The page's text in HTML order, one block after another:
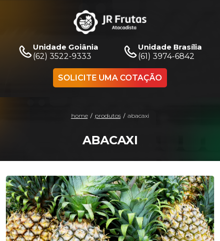
Unidade Goiânia
(62) 3522-9333
Unidade Brasília
(61) 3974-6842
SOLICITE UMA COTAÇÃO
home / produtos / abacaxi
ABACAXI